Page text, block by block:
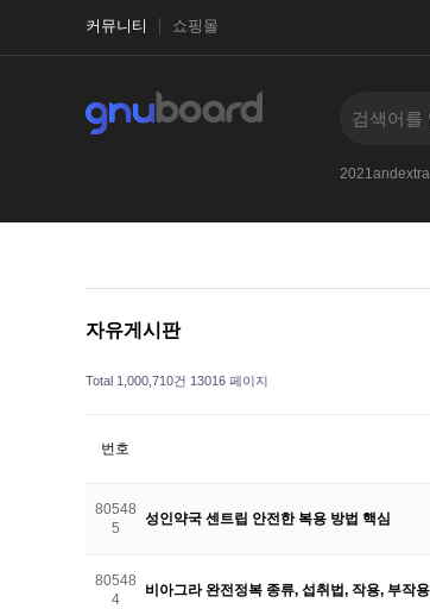
커뮤니티 쇼핑몰
자유게시판
Total 1,000,710건 13016 페이지
번호
80548
5
성인약국 센트립 안전한 복용 방법 핵심
80548
4
비아그라 완전정복 종류, 섭취법, 작용, 부작